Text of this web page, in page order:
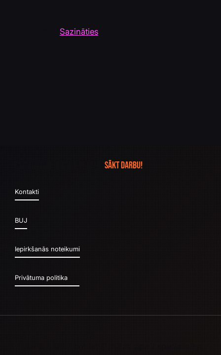
Sazināties
sākt darbu!
Kontakti
BUJ
Iepirkšanās noteikumi
Privātuma politika